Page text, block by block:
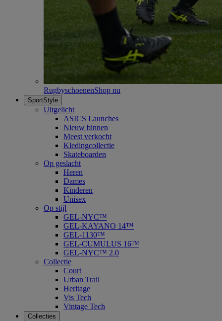
RugbyschoenenShop nu
SportStyle
Uitgelicht
ASICS Launches
Nieuw binnen
Meest verkocht
Kledingcollectie
Skateboarden
Op geslacht
Heren
Dames
Kinderen
Unisex
Op stijl
GEL-NYC™
GEL-KAYANO 14™
GEL-1130™
GEL-CUMULUS 16™
GEL-NYC™ 2.0
Collectie
Court
Urban Trail
Heritage
Vis Tech
Vintage Tech
Collecties